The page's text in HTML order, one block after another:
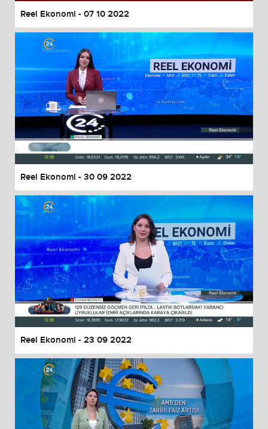
Reel Ekonomi - 07 10 2022
Reel Ekonomi - 30 09 2022
Reel Ekonomi - 23 09 2022